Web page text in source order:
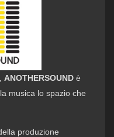
ANOTHERSOUND è
musica lo spazio che
produzione